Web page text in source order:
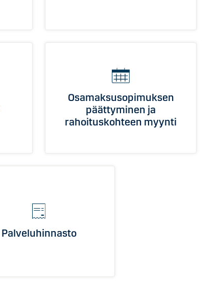
Osamaksusopimuksen
päättyminen ja
rahoituskohteen myynti
Palveluhinnasto